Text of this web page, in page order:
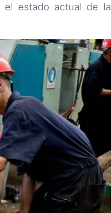
el estado actual de la